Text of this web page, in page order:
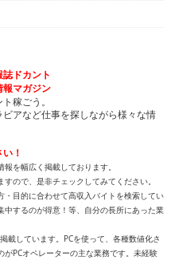
ドカント
報マガジン
稼ごう。
アなど仕事を探しながら様々な情
！
を幅広く掲載しております。
ので、是非チェックしてみてください。
目的に合わせて高収入バイトを検索してい
するのが得意！等、自分の長所にあった業
載しています。PCを使って、各種数値化さ
PCオペレーターの主な業務です。未経験